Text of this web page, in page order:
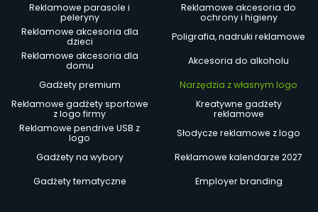
Reklamowe parasole i
peleryny
Reklamowe akcesoria do
ochrony i higieny
Reklamowe akcesoria dla
dzieci
Poligrafia, nadruki reklamowe
Reklamowe akcesoria dla
domu
Akcesoria do alkoholu
Gadżety premium
Narzędzia z własnym logo
Reklamowe gadżety sportowe
z logo firmy
Kreatywne gadżety
reklamowe
Reklamowe pendrive USB z
logo
Słodycze reklamowe z logo
Gadżety na wybory
Reklamowe kalendarze 2027
Gadżety tematyczne
Employer branding